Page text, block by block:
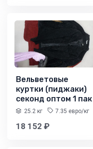
Вельветовые
куртки (пиджаки)
секонд оптом 1 пак
25.2 кг 7.35 евро/кг
18 152 ₽